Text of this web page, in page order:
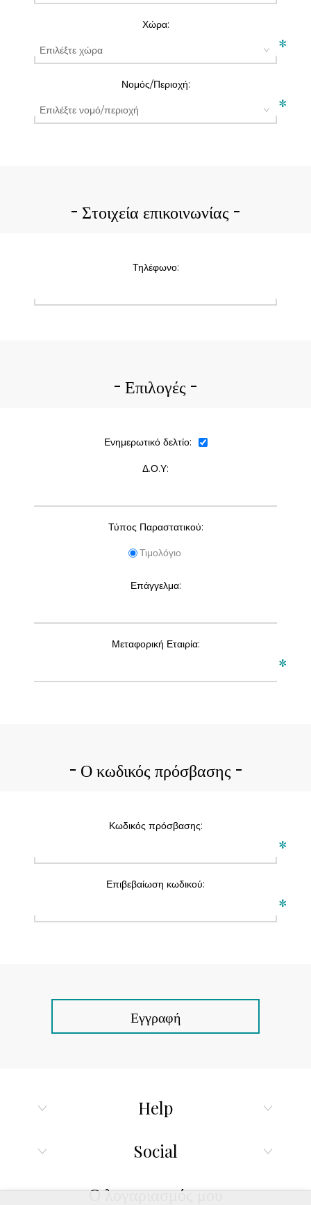
Χώρα:
*
Νομός/Περιοχή:
*
Στοιχεία επικοινωνίας
Τηλέφωνο:
Επιλογές
Ενημερωτικό δελτίο:
Δ.Ο.Υ:
Τύπος Παραστατικού:
Τιμολόγιο
Επάγγελμα:
Μεταφορική Εταιρία:
*
Ο κωδικός πρόσβασης
Κωδικός πρόσβασης:
*
Επιβεβαίωση κωδικού:
*
Εγγραφή
Help
Social
Ο λογαριασμός μου